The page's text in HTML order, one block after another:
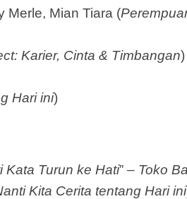
Merle, Mian Tiara (
Karier, Cinta & Timbangan)
Hari ini)
Kata Turun ke Hati” – Toko
Kita Cerita tentang Hari ini